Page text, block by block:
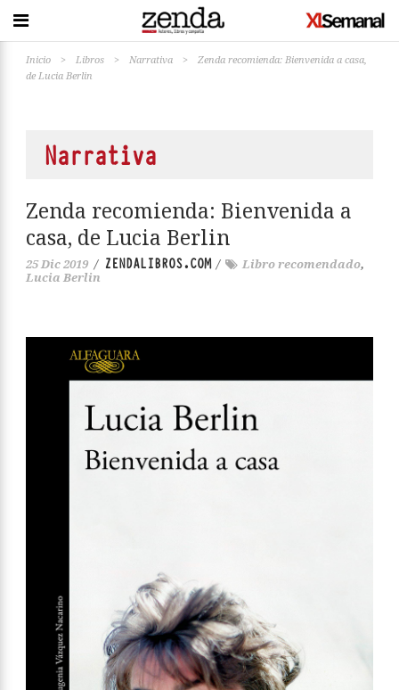
Inicio > Libros > Narrativa >
Zenda recomienda: Bienvenida a casa,
de Lucia Berlin
Narrativa
Zenda recomienda: Bienvenida a
casa, de Lucia Berlin
25 Dic 2019 / ZENDALIBROS.COM/ Libro recomendado,
Lucia Berlin